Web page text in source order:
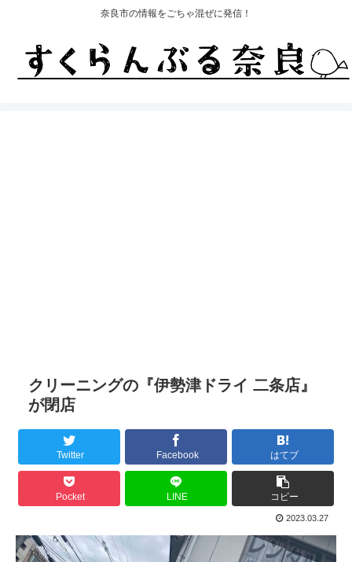
奈良市の情報をごちゃ混ぜに発信！
クリーニングの『伊勢津ドライ 二条店』
が閉店
Twitter Facebook はてブ
Pocket LINE コピー
2023.03.27